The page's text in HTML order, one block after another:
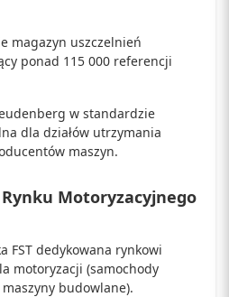
magazyn uszczelnień
ponad 115 000 referencji
w standardzie
dla działów utrzymania
maszyn.
Motoryzacyjnego
FST dedykowana rynkowi
motoryzacji (samochody
budowlane).